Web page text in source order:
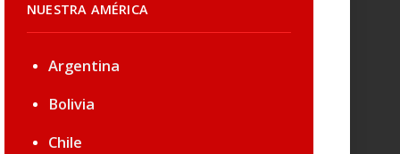
NUESTRA AMÉRICA
Argentina
Bolivia
Chile